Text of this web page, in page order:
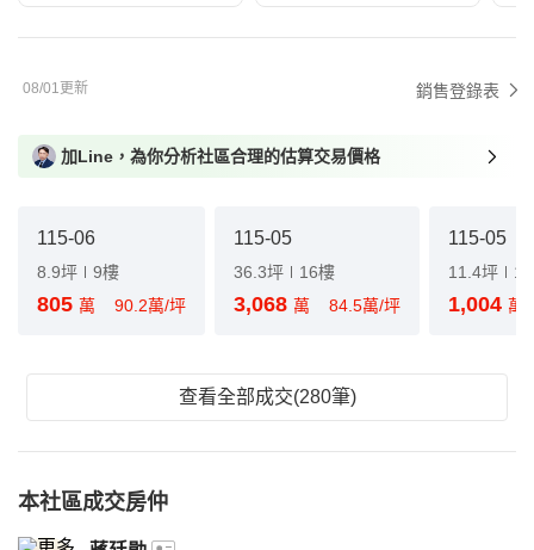
08/01更新 銷售登錄表
加Line，為你分析社區合理的估算交易價格
115-06
8.9坪 9樓
805 萬 90.2萬/坪
115-05
36.3坪 16樓
3,068 萬 84.5萬/坪
115-05
11.4坪
1,004 萬
查看全部成交(280筆)
本社區成交房仲